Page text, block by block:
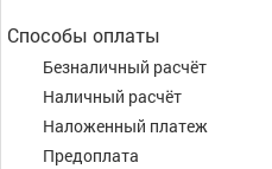
Способы оплаты
Безналичный расчёт
Наличный расчёт
Наложенный платеж
Предоплата